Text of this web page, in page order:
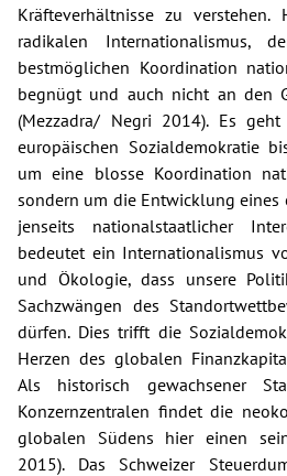
Kräfteverhältnisse zu
radikalen
bestmöglichen Koordination
begnügt und auch nicht an den
(Mezzadra/ Negri 2014). Es
europäischen Sozialdemokratie
um eine blosse Koordination
sondern um die Entwicklung eines
jenseits nationalstaatlicher
bedeutet ein Internationalismus
und Ökologie, dass unsere
Sachzwängen des
dürfen. Dies trifft die
Herzen des globalen
Als historisch gewachsener
Konzernzentralen findet die
globalen Südens hier einen
2015). Das Schweizer